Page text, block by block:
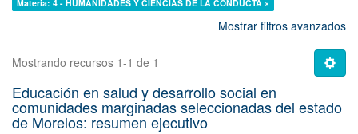
Materia: 4 - HUMANIDADES Y CIENCIAS DE LA CONDUCTA ×
Mostrar filtros avanzados
Mostrando recursos 1-1 de 1
Educación en salud y desarrollo social en
comunidades marginadas seleccionadas del estado
de Morelos: resumen ejecutivo